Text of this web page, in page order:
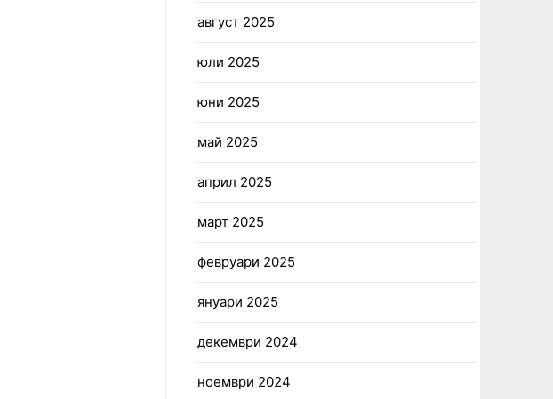
август 2025
юли 2025
юни 2025
май 2025
април 2025
март 2025
февруари 2025
януари 2025
декември 2024
ноември 2024